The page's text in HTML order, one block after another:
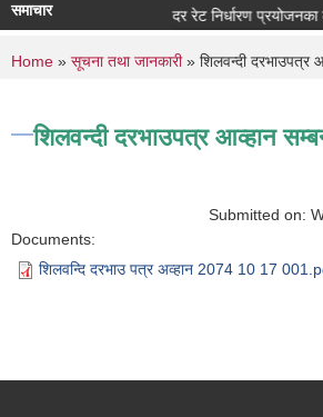
समाचार दर रेट निर्धारण प्रयोजनका
You are here
Home » सूचना तथा जानकारी» शिलवन्दी दरभाउपत्र
शिलवन्दी दरभाउपत्र आव्हान
Submitted on:
Documents:
शिलवन्दि दरभाउ पत्र अव्हान 2074 10 17